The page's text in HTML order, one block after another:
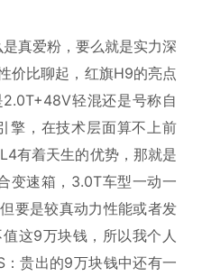
真爱粉，要么就是实力深
价比聊起，红旗H9的亮点
轻混还是号称自
擎，在技术层面算不上前
有着天生的优势，那就是
变速箱，3.0T车型一动一
要是较真动力性能或者发
这9万块钱，所以我个人
贵出的9万块钱中还有一